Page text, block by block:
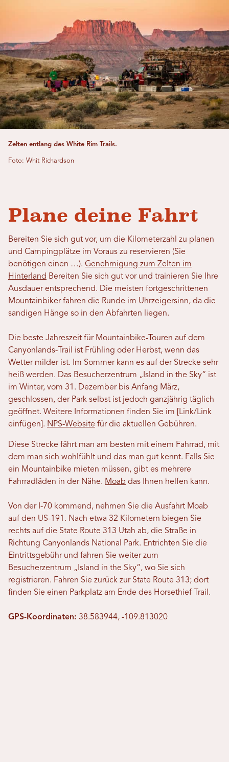
Zelten entlang des White Rim Trails.
Foto: Whit Richardson
Plane deine Fahrt
Bereiten Sie sich gut vor, um die Kilometerzahl zu planen
und Campingplätze im Voraus zu reservieren (Sie
benötigen einen …). Genehmigung zum Zelten im
Hinterland Bereiten Sie sich gut vor und trainieren Sie Ihre
Ausdauer entsprechend. Die meisten fortgeschrittenen
Mountainbiker fahren die Runde im Uhrzeigersinn, da die
sandigen Hänge so in den Abfahrten liegen.
Die beste Jahreszeit für Mountainbike-Touren auf dem
Canyonlands-Trail ist Frühling oder Herbst, wenn das
Wetter milder ist. Im Sommer kann es auf der Strecke sehr
heiß werden. Das Besucherzentrum „Island in the Sky“ ist
im Winter, vom 31. Dezember bis Anfang März,
geschlossen, der Park selbst ist jedoch ganzjährig täglich
geöffnet. Weitere Informationen finden Sie im [Link/Link
einfügen]. NPS-Website für die aktuellen Gebühren.
Diese Strecke fährt man am besten mit einem Fahrrad, mit
dem man sich wohlfühlt und das man gut kennt. Falls Sie
ein Mountainbike mieten müssen, gibt es mehrere
Fahrradläden in der Nähe. Moab das Ihnen helfen kann.
Von der I-70 kommend, nehmen Sie die Ausfahrt Moab
auf den US-191. Nach etwa 32 Kilometern biegen Sie
rechts auf die State Route 313 Utah ab, die Straße in
Richtung Canyonlands National Park. Entrichten Sie die
Eintrittsgebühr und fahren Sie weiter zum
Besucherzentrum „Island in the Sky“, wo Sie sich
registrieren. Fahren Sie zurück zur State Route 313; dort
finden Sie einen Parkplatz am Ende des Horsethief Trail.
GPS-Koordinaten: 38.583944, -109.813020